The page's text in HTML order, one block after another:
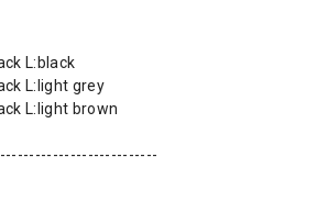
L:black
L:light grey
L:light brown